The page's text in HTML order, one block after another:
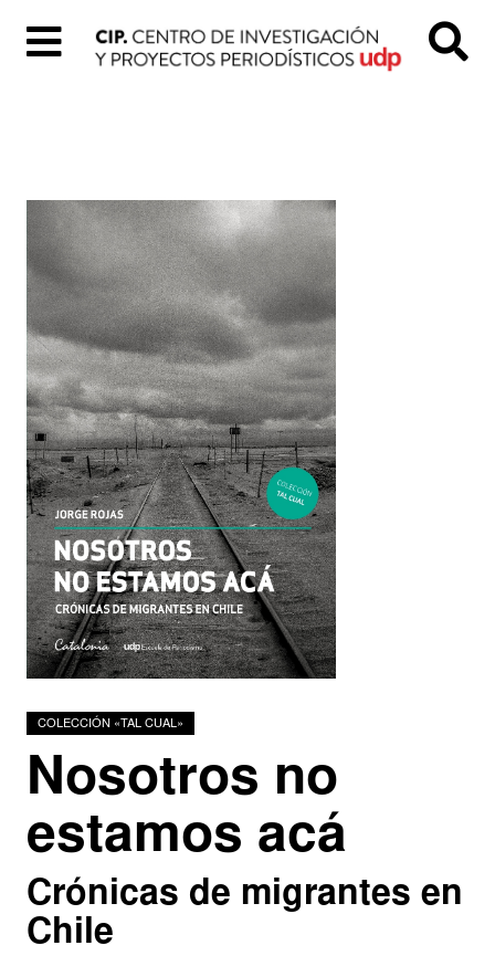
Quiénes
Somos
Colección
«Tal
Cual»
Proyectos
digitales
Podcasts
Investigadores
COLECCIÓN «TAL CUAL»
Nosotros no
estamos acá
Crónicas de migrantes en
Chile